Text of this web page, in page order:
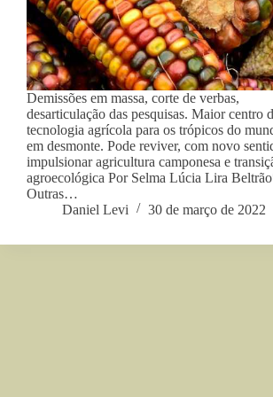
Demissões em massa, corte de verbas,
desarticulação das pesquisas. Maior centro
tecnologia agrícola para os trópicos do
em desmonte. Pode reviver, com novo
impulsionar agricultura camponesa e
agroecológica Por Selma Lúcia Lira
Outras…
Daniel Levi
30 de março de 2022